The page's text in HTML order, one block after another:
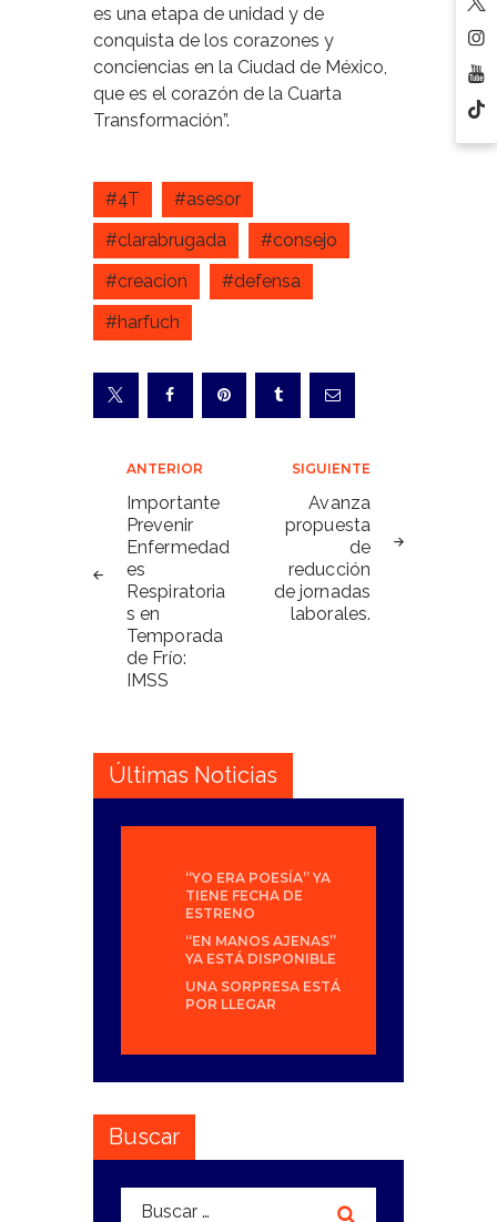
es una etapa de unidad y de
conquista de los corazones y
conciencias en la Ciudad de México,
que es el corazón de la Cuarta
Transformación”.
#4T
#asesor
#clarabrugada
#consejo
#creacion
#defensa
#harfuch
Navegación
de
entradas
ANTERIOR
Importante
Prevenir
Enfermedad
es
Respiratoria
s en
Temporada
de Frío:
IMSS
SIGUIENTE
Avanza
propuesta
de
reducción
de jornadas
laborales.
Últimas Noticias
“YO ERA POESÍA” YA
TIENE FECHA DE
ESTRENO
“EN MANOS AJENAS”
YA ESTÁ DISPONIBLE
UNA SORPRESA ESTÁ
POR LLEGAR
Buscar
Buscar: